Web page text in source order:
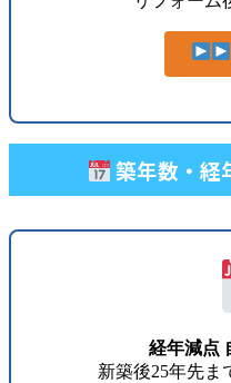
築年数・経
経年減点
新築後25年先ま